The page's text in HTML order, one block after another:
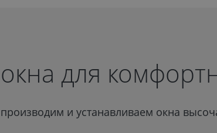
для
и устанавливаем окна